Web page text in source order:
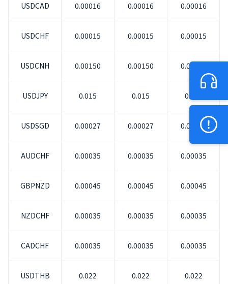
USDCAD 0.00016 0.00016 0.00016
USDCHF 0.00015 0.00015 0.00015
USDCNH 0.00150 0.00150 0.00150
USDJPY 0.015 0.015 0.015
USDSGD 0.00027 0.00027 0.00027
AUDCHF 0.00035 0.00035 0.00035
GBPNZD 0.00045 0.00045 0.00045
NZDCHF 0.00035 0.00035 0.00035
CADCHF 0.00035 0.00035 0.00035
USDTHB 0.022 0.022 0.022